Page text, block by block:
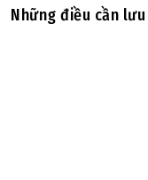
Những điều cần